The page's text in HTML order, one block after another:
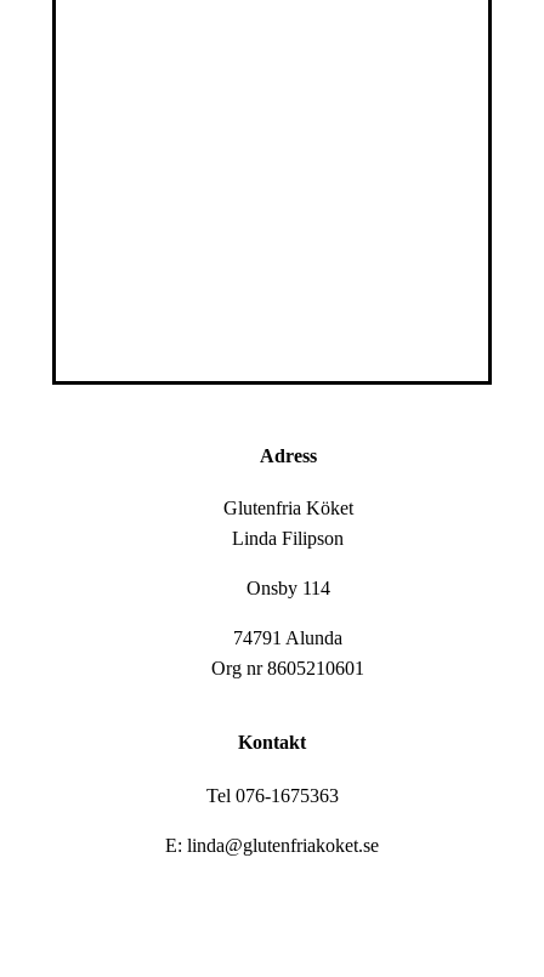
Adress
Glutenfria Köket
Linda Filipson
Onsby 114
74791 Alunda
Org nr 8605210601
Kontakt
Tel 076-1675363
E: linda@glutenfriakoket.se